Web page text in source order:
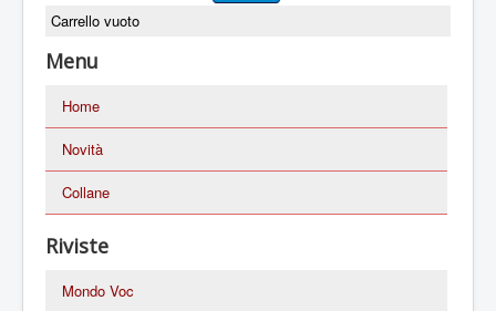
Carrello vuoto
Menu
Home
Novità
Collane
Riviste
Mondo Voc